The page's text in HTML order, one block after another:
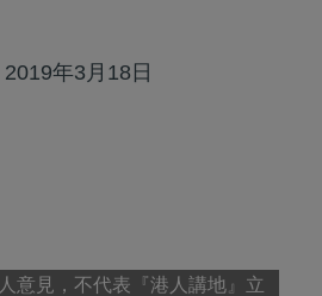
年3月18日
意見，不代表『港人講地』立